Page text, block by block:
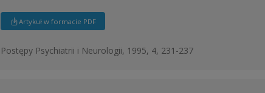
Artykuł w formacie PDF
Postępy Psychiatrii i Neurologii, 1995, 4, 231-237